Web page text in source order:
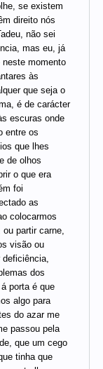
se existem
direito nós
não sei
mas eu, já
momento
às
que seja o
é de carácter
escuras onde
entre os
que lhes
de olhos
o que era
foi
as
colocarmos
partir carne,
visão ou
deficiência,
dos
porta é que
algo para
do azar me
passou pela
que um cego
tinha que